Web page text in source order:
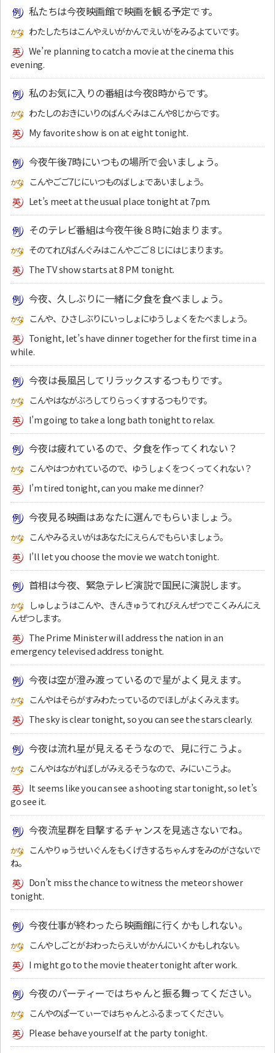
私たちは今夜映画館で映画を観る予定です。
わたしたちはこんやえいがかんでえいがをみるよていです。
We’re planning to catch a movie at the cinema this
evening.
私のお気に入りの番組は今夜8時からです。
わたしのおきにいりのばんぐみはこんや8じからです。
My favorite show is on at eight tonight.
今夜午後7時にいつもの場所で会いましょう。
こんやごご7じにいつものばしょであいましょう。
Let’s meet at the usual place tonight at 7pm.
そのテレビ番組は今夜午後８時に始まります。
そのてれびばんぐみはこんやごご８じにはじまります。
The TV show starts at 8 PM tonight.
今夜、久しぶりに一緒に夕食を食べましょう。
こんや、ひさしぶりにいっしょにゆうしょくをたべましょう。
Tonight, let’s have dinner together for the first time in a
while.
今夜は長風呂してリラックスするつもりです。
こんやはながぶろしてりらっくすするつもりです。
I’m going to take a long bath tonight to relax.
今夜は疲れているので、夕食を作ってくれない？
こんやはつかれているので、ゆうしょくをつくってくれない？
I’m tired tonight, can you make me dinner?
今夜見る映画はあなたに選んでもらいましょう。
こんやみるえいがはあなたにえらんでもらいましょう。
I’ll let you choose the movie we watch tonight.
首相は今夜、緊急テレビ演説で国民に演説します。
しゅしょうはこんや、きんきゅうてれびえんぜつでこくみんにえ
んぜつします。
The Prime Minister will address the nation in an
emergency televised address tonight.
今夜は空が澄み渡っているので星がよく見えます。
こんやはそらがすみわたっているのでほしがよくみえます。
The sky is clear tonight, so you can see the stars clearly.
今夜は流れ星が見えるそうなので、見に行こうよ。
こんやはながれぼしがみえるそうなので、みにいこうよ。
It seems like you can see a shooting star tonight, so let’s
go see it.
今夜流星群を目撃するチャンスを見逃さないでね。
こんやりゅうせいぐんをもくげきするちゃんすをみのがさないで
ね。
Don’t miss the chance to witness the meteor shower
tonight.
今夜仕事が終わったら映画館に行くかもしれない。
こんやしごとがおわったらえいがかんにいくかもしれない。
I might go to the movie theater tonight after work.
今夜のパーティーではちゃんと振る舞ってください。
こんやのぱーてぃーではちゃんとふるまってください。
Please behave yourself at the party tonight.